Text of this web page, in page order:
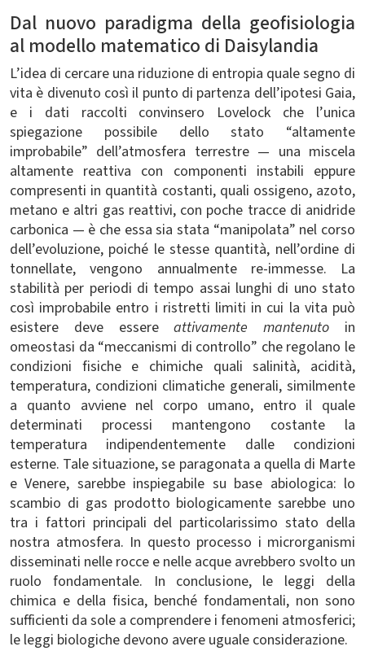
Dal nuovo paradigma della geofisiologia
al modello matematico di Daisylandia
L’idea di cercare una riduzione di entropia quale segno di
vita è divenuto così il punto di partenza dell’ipotesi Gaia,
e i dati raccolti convinsero Lovelock che l’unica
spiegazione possibile dello stato “altamente
improbabile” dell’atmosfera terrestre — una miscela
altamente reattiva con componenti instabili eppure
compresenti in quantità costanti, quali ossigeno, azoto,
metano e altri gas reattivi, con poche tracce di anidride
carbonica — è che essa sia stata “manipolata” nel corso
dell’evoluzione, poiché le stesse quantità, nell’ordine di
tonnellate, vengono annualmente re-immesse. La
stabilità per periodi di tempo assai lunghi di uno stato
così improbabile entro i ristretti limiti in cui la vita può
esistere deve essereattivamente mantenuto in
omeostasi da “meccanismi di controllo” che regolano le
condizioni fisiche e chimiche quali salinità, acidità,
temperatura, condizioni climatiche generali, similmente
a quanto avviene nel corpo umano, entro il quale
determinati processi mantengono costante la
temperatura indipendentemente dalle condizioni
esterne. Tale situazione, se paragonata a quella di Marte
e Venere, sarebbe inspiegabile su base abiologica: lo
scambio di gas prodotto biologicamente sarebbe uno
tra i fattori principali del particolarissimo stato della
nostra atmosfera. In questo processo i microrganismi
disseminati nelle rocce e nelle acque avrebbero svolto un
ruolo fondamentale. In conclusione, le leggi della
chimica e della fisica, benché fondamentali, non sono
sufficienti da sole a comprendere i fenomeni atmosferici;
le leggi biologiche devono avere uguale considerazione.